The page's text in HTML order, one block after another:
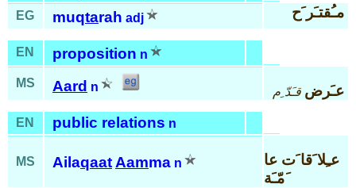
EG
muqtarah adj مـُقتـَر َح
EN proposition n
MS Aard n عـَرض قـَدّ ِم
EN public relations n
MS AilaqaatAamma n
عـِلا َقا َت عا
َمّـَة